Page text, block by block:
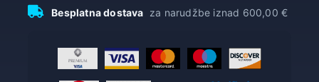
Besplatna dostava za narudžbe iznad 600,00 €